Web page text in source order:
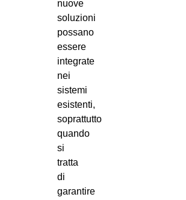
nuove
soluzioni
possano
essere
integrate
nei
sistemi
esistenti,
soprattutto
quando
si
tratta
di
garantire